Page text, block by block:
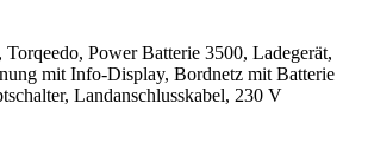
Torqeedo, Power Batterie 3500, Ladegerät,
mit Info-Display, Bordnetz mit Batterie
Landanschlusskabel, 230 V